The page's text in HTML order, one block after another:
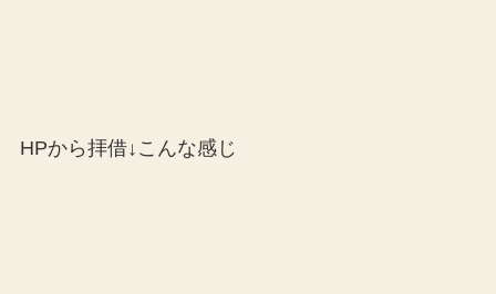
HPから拝借↓こんな感じ